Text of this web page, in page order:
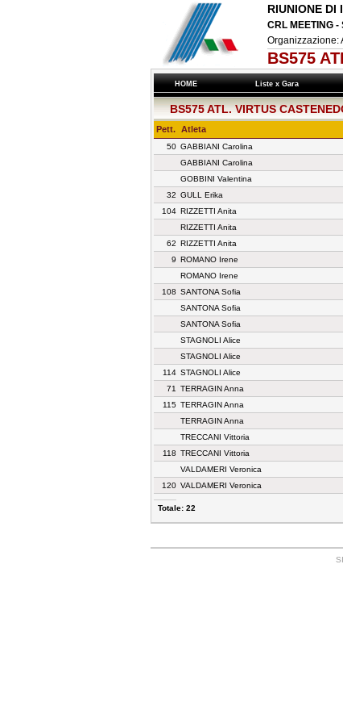
RIUNIONE DI
CRL MEETING -
Organizzazione:
BS575
HOME Liste x Gara
BS575 ATL. VIRTUS
Pett. Atleta
50 GABBIANI Carolina
GABBIANI Carolina
GOBBINI Valentina
32 GULL Erika
104 RIZZETTI Anita
RIZZETTI Anita
62 RIZZETTI Anita
9 ROMANO Irene
ROMANO Irene
108 SANTONA Sofia
SANTONA Sofia
SANTONA Sofia
STAGNOLI Alice
STAGNOLI Alice
114 STAGNOLI Alice
71
TERRAGIN Anna
115 TERRAGIN Anna
TERRAGIN Anna
TRECCANI Vittoria
118 TRECCANI Vittoria
VALDAMERI Veronica
120 VALDAMERI Veronica
Totale: 22